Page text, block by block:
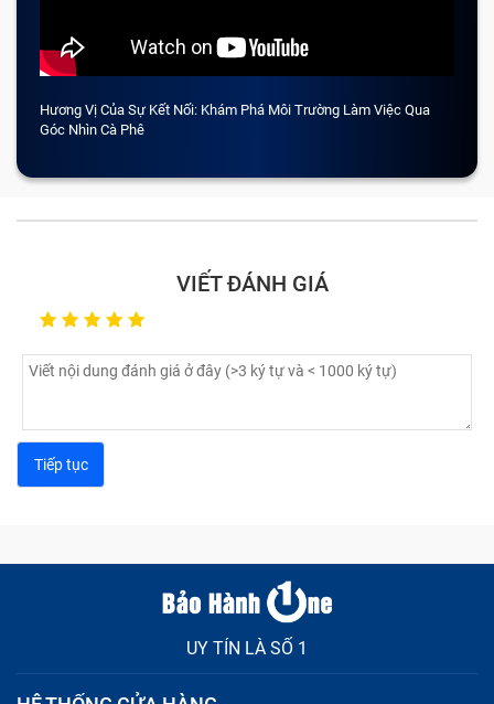
Hương Vị Của Sự Kết Nối: Khám Phá Môi Trường Làm Việc Qua
Góc Nhìn Cà Phê
VIẾT ĐÁNH GIÁ
UY TÍN LÀ SỐ 1